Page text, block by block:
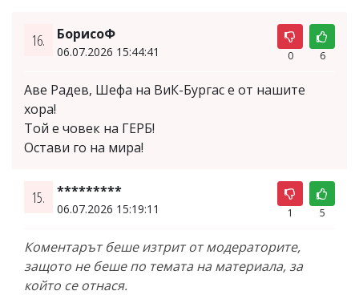
16. БорисоФ
06.07.2026 15:44:41 0 6
Аве Радев, Шефа на ВиК-Бургас е от нашите
хора!
Той е човек на ГЕРБ!
Остави го на мира!
15. *********
06.07.2026 15:19:11 1 5
Коментарът беше изтрит от модераторите,
защото не беше по темата на материала, за
който се отнася.